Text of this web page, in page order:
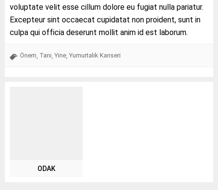
voluptate velit esse cillum dolore eu fugiat nulla pariatur.
Excepteur sint occaecat cupidatat non proident, sunt in
culpa qui officia deserunt mollit anim id est laborum.
Önem Tanı Yine Yumurtalık Kanseri
ODAK